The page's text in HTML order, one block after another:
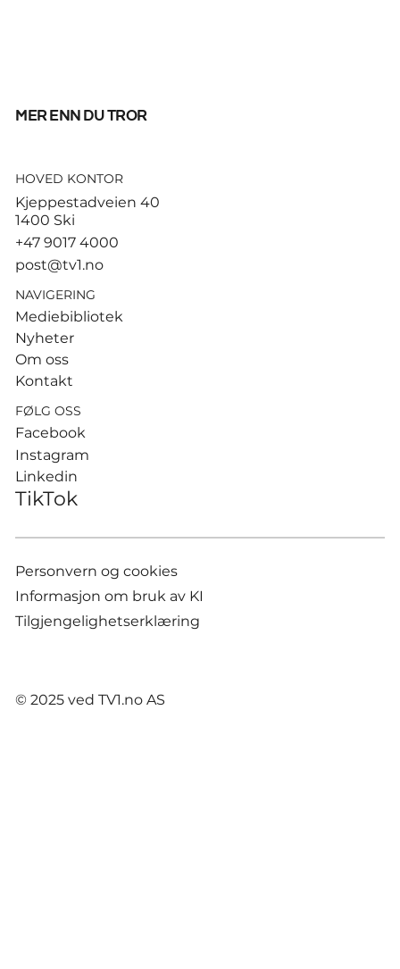
Tyfon har truffet Kina – over
mer enn du tror
HOVED KONTOR
Kjeppestadveien 40
1400 Ski
+47 9017 4000
post@tv1.no
NAVIGERING
Mediebibliotek
Nyheter
Om oss
Kontakt
FØLG OSS
Facebook
Instagram
Linkedin
TikTok
Personvern og cookies
Informasjon om bruk av KI
Tilgjengelighetserklæring
© 2025 ved TV1.no AS